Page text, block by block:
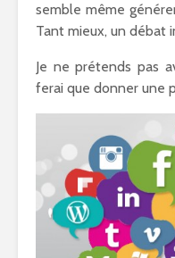
semble même
Tant mieux, un débat
Je ne prétends pas
ferai que donner une